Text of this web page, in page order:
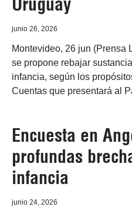
junio 26, 2026
Montevideo, 26 jun (Prensa
se propone rebajar
infancia, según los
Cuentas que presentará al
Encuesta en
profundas
infancia
junio 24, 2026